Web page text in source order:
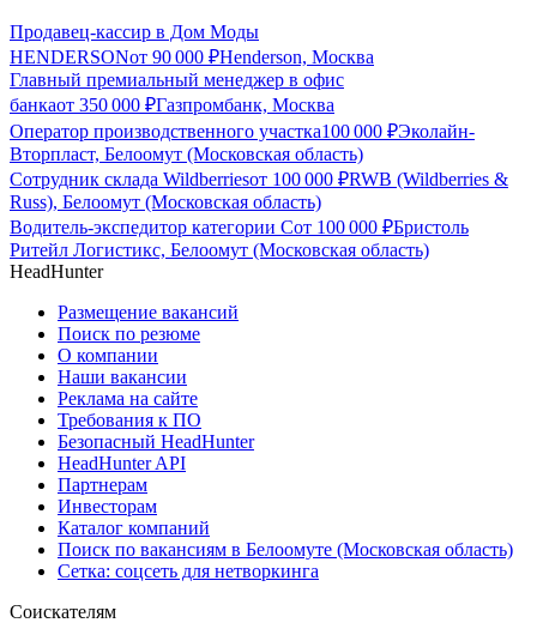
Продавец-кассир в Дом Моды
HENDERSONот 90 000 ₽Henderson, Москва
Главный премиальный менеджер в офис
банкаот 350 000 ₽Газпромбанк, Москва
Оператор производственного участка100 000 ₽Эколайн-
Вторпласт, Белоомут (Московская область)
Сотрудник склада Wildberriesот 100 000 ₽RWB (Wildberries &
Russ), Белоомут (Московская область)
Водитель-экспедитор категории Сот 100 000 ₽Бристоль
Ритейл Логистикс, Белоомут (Московская область)
HeadHunter
Размещение вакансий
Поиск по резюме
О компании
Наши вакансии
Реклама на сайте
Требования к ПО
Безопасный HeadHunter
HeadHunter API
Партнерам
Инвесторам
Каталог компаний
Поиск по вакансиям в Белоомуте (Московская область)
Сетка: соцсеть для нетворкинга
Соискателям